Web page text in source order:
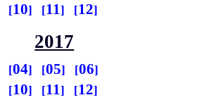
10 11 12
2017
04 05
06
10 11 12